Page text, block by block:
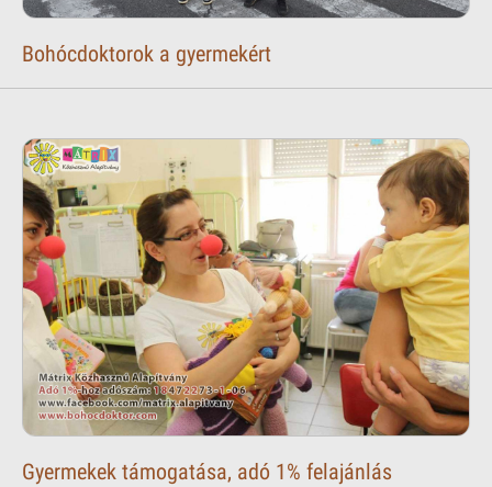
Bohócdoktorok a gyermekért
Gyermekek támogatása, adó 1% felajánlás